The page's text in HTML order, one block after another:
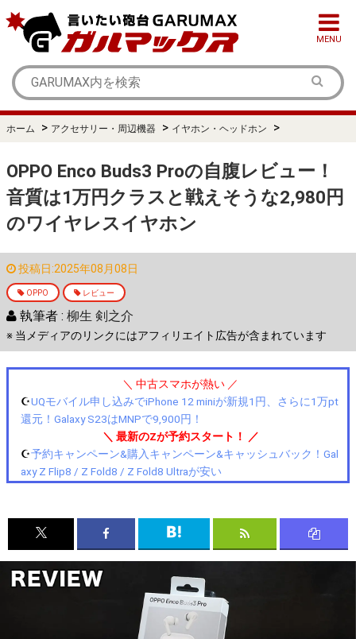
MENU
ホーム > アクセサリー・周辺機器 > イヤホン・ヘッドホン >
OPPO Enco Buds3 Proの自腹レビュー！
音質は1万円クラスと戦えそうな2,980円
のワイヤレスイヤホン
投稿日:2025年08月08日
OPPO レビュー
執筆者 : 柳生 剣之介
※ 当メディアのリンクにはアフィリエイト広告が含まれています
＼ 中古スマホが熱い ／
☪️UQモバイル申し込みでiPhone 12 miniが新規1円、さらに1万pt
還元！Galaxy S23はMNPで9,900円！
＼ 最新のZが予約スタート！ ／
☪️予約キャンペーン&購入キャンペーン&キャッシュバック！Gal
axy Z Flip8 / Z Fold8 / Z Fold8 Ultraが安い